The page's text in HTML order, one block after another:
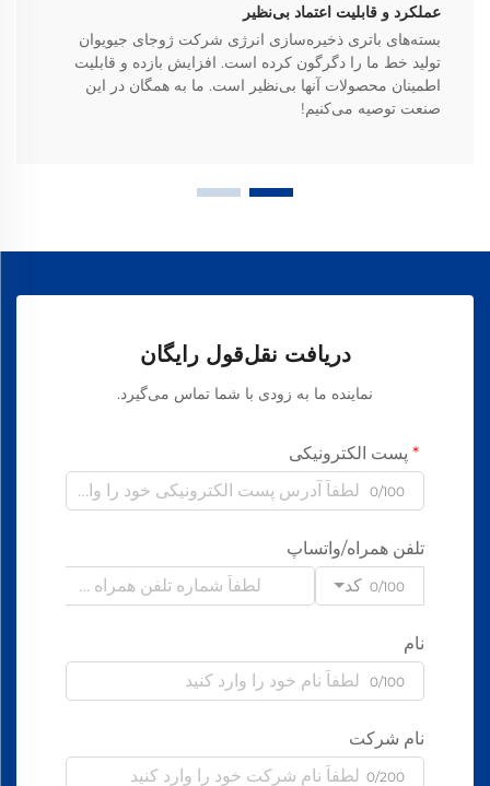
عملکرد و قابلیت اعتماد بی‌نظیر
بسته‌های باتری ذخیره‌سازی انرژی شرکت ژوجای جیویوان
تولید خط ما را دگرگون کرده است. افزایش بازده و قابلیت
اطمینان محصولات آنها بی‌نظیر است. ما به همگان در این
صنعت توصیه می‌کنیم!
دریافت نقل‌قول رایگان
نماینده ما به زودی با شما تماس می‌گیرد.
پست الکترونیکی
0/100
تلفن همراه/واتساپ
کد 0/100
نام
0/100
نام شرکت
0/200